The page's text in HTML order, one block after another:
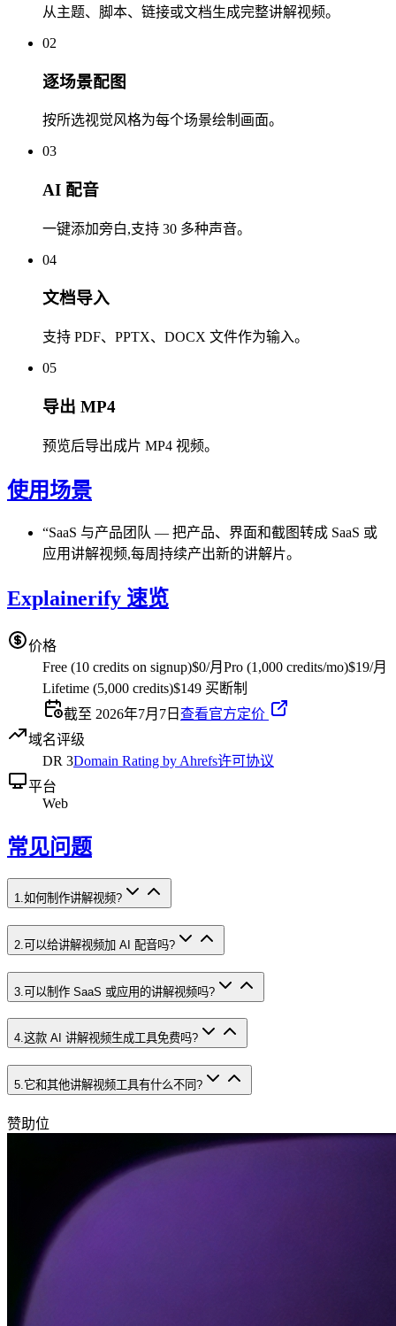
从主题、脚本、链接或文档生成完整讲解视频。
02
逐场景配图
按所选视觉风格为每个场景绘制画面。
03
AI 配音
一键添加旁白,支持 30 多种声音。
04
文档导入
支持 PDF、PPTX、DOCX 文件作为输入。
05
导出 MP4
预览后导出成片 MP4 视频。
使用场景
“SaaS 与产品团队 — 把产品、界面和截图转成 SaaS 或
应用讲解视频,每周持续产出新的讲解片。
Explainerify 速览
价格
Free (10 credits on signup)$0/月 Pro (1,000 credits/mo)$19/月
Lifetime (5,000 credits)$149 买断制
截至 2026年7月7日 查看官方定价
域名评级
DR 3Domain Rating by Ahrefs许可协议
平台
Web
常见问题
1.如何制作讲解视频?
2 可以给讲解视频加 AI 配音吗?
3 可以制作 SaaS 或应用的讲解视频吗?
4.这款 AI 讲解视频生成工具免费吗?
5 它和其他讲解视频工具有什么不同?
赞助位